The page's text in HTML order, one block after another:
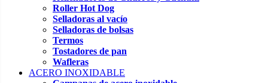
Roller Hot Dog
Selladoras al vacío
Selladoras de bolsas
Termos
Tostadores de pan
Wafleras
ACERO INOXIDABLE